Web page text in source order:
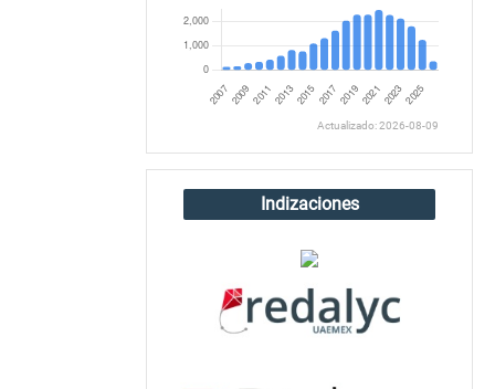
Actualizado: 2026-08-09
Indizaciones